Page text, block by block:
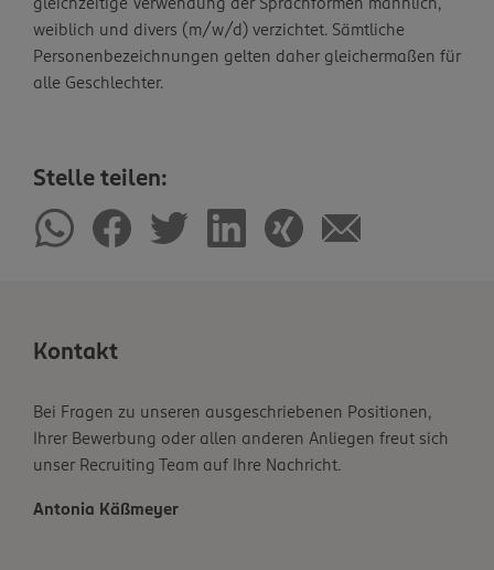
weiblich und divers (m/w/d) verzichtet. Sämtliche
Personenbezeichnungen gelten daher gleichermaßen für
alle Geschlechter.
Stelle teilen:
Kontakt
Bei Fragen zu unseren ausgeschriebenen Positionen,
Ihrer Bewerbung oder allen anderen Anliegen freut sich
unser Recruiting Team auf Ihre Nachricht.
Antonia Käßmeyer